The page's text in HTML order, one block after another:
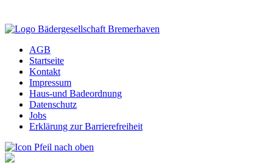
AGB
Startseite
Kontakt
Impressum
Haus-und Badeordnung
Datenschutz
Jobs
Erklärung zur Barrierefreiheit